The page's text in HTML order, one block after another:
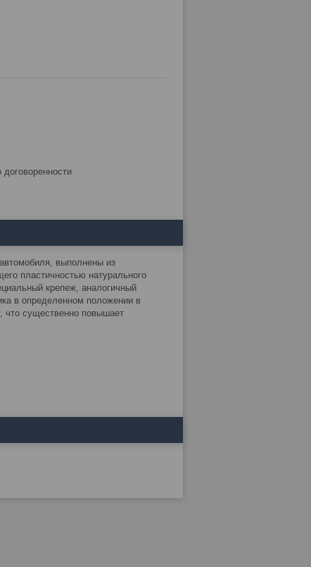
договоренности
выполнены из
пластичностью натурального
крепеж, аналогичный
в определенном положении в
что существенно повышает